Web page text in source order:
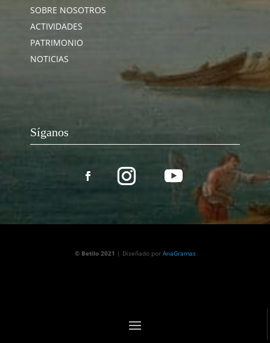
SOBRE NOSOTROS
ACTIVIDADES
PATRIMONIO
NOTICIAS
Síganos
© Betilo 2021 | Diseñado por AnaGramas